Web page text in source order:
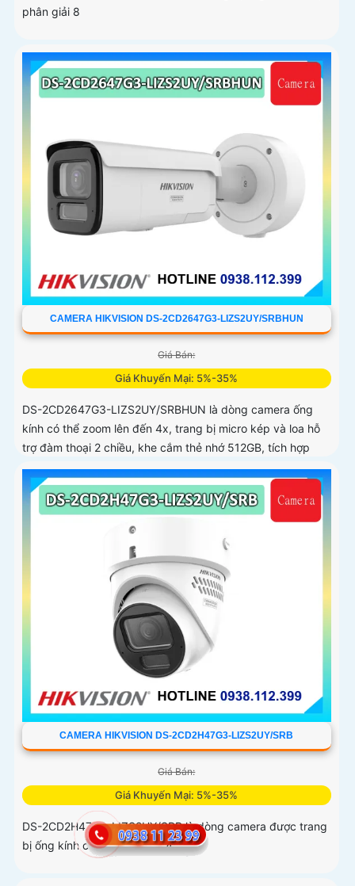
phân giải 8
CAMERA HIKVISION DS-2CD2647G3-LIZS2UY/SRBHUN
Giá Bán:
Giá Khuyến Mại: 5%-35%
DS-2CD2647G3-LIZS2UY/SRBHUN là dòng camera ống
kính có thể zoom lên đến 4x, trang bị micro kép và loa hỗ
trợ đàm thoại 2 chiều, khe cắm thẻ nhớ 512GB, tích hợp
công nghệ AI trong việc cân bằng màu sáng trong điều
kiện ánh sáng yếu, ống kính có độ phân giải 4
CAMERA HIKVISION DS-2CD2H47G3-LIZS2UY/SRB
Giá Bán:
Giá Khuyến Mại: 5%-35%
DS-2CD2H47G3-LIZS2UY/SRB là dòng camera được trang
bị ống kính có độ phân giải 4